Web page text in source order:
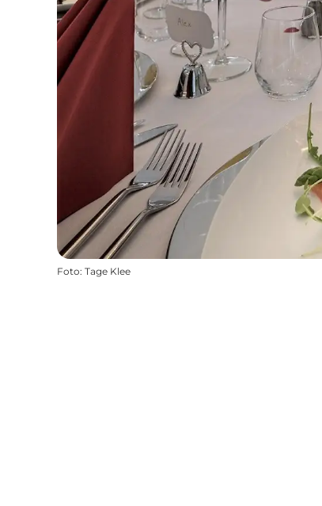
Foto: Tage Klee